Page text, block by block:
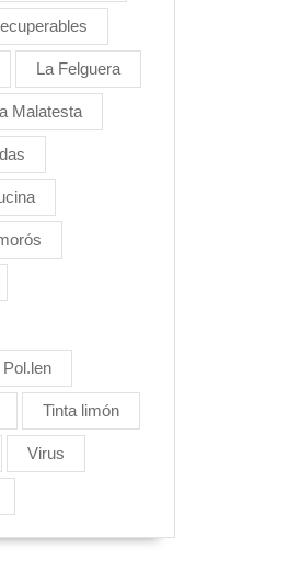
La Felguera
Malatesta
Pol.len
Tinta limón
Virus